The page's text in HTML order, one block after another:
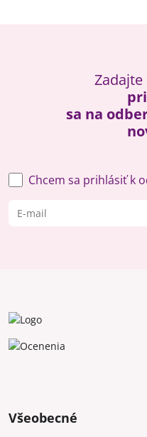
Zadajte
sa na
Chcem sa prihlásiť k
Všeobecné